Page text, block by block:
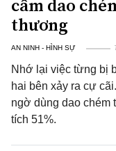
cầm dao
thương
AN NINH - HÌNH SỰ
Nhớ lại việc từng bị
hai bên xảy ra cự
ngờ dùng dao chém
tích 51%.